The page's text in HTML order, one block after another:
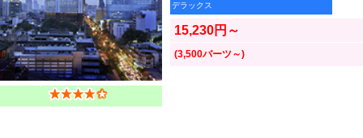
デラックス
15,230円～
(3,500バーツ～)